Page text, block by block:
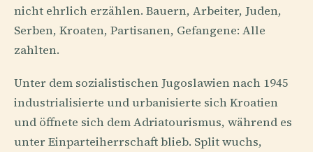
nicht ehrlich erzählen. Bauern, Arbeiter, Juden,
Serben, Kroaten, Partisanen, Gefangene: Alle
zahlten.
Unter dem sozialistischen Jugoslawien nach 1945
industrialisierte und urbanisierte sich Kroatien
und öffnete sich dem Adriatourismus, während es
unter Einparteiherrschaft blieb. Split wuchs,